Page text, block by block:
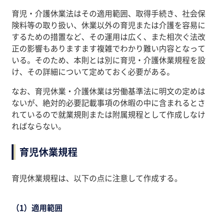
育児・介護休業法はその適用範囲、取得手続き、社会保
険料等の取り扱い、休業以外の育児または介護を容易に
するための措置など、その運用は広く、また相次ぐ法改
正の影響もありますます複雑でわかり難い内容となって
いる。そのため、本則とは別に育児・介護休業規程を設
け、その詳細について定めておく必要がある。
なお、育児休業・介護休業は労働基準法に明文の定めは
ないが、絶対的必要記載事項の休暇の中に含まれるとさ
れているので就業規則または附属規程として作成しなけ
ればならない。
育児休業規程
育児休業規程は、以下の点に注意して作成する。
（1）適用範囲